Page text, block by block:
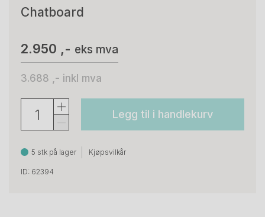
Chatboard
2.950 ,- eks mva
3.688 ,- inkl mva
Legg til i handlekurv
5 stk på lager Kjøpsvilkår
ID: 62394